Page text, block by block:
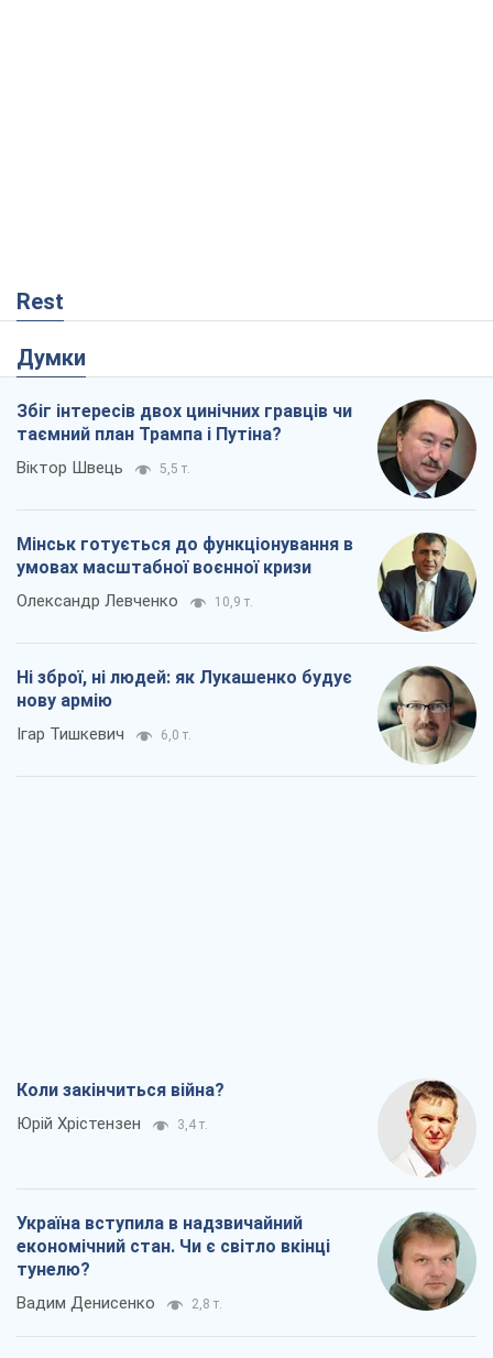
Rest
Думки
Збіг інтересів двох цинічних гравців чи
таємний план Трампа і Путіна?
Віктор Швець 5,5 т.
Мінськ готується до функціонування в
умовах масштабної воєнної кризи
Олександр Левченко 10,9 т.
Ні зброї, ні людей: як Лукашенко будує
нову армію
Ігар Тишкевич 6,0 т.
Коли закінчиться війна?
Юрій Хрістензен 3,4 т.
Україна вступила в надзвичайний
економічний стан. Чи є світло вкінці
тунелю?
Вадим Денисенко 2,8 т.